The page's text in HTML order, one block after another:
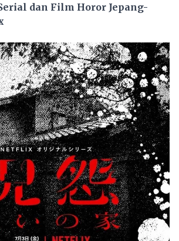
dan Film Horor Jepang-